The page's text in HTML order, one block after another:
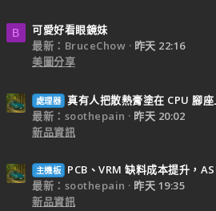
B
可愛好看眼鏡妹
最新：BruceChow
昨天 22:16
美圖分享
處理器 真有人把散熱膏塗在 CPU 腳座
最新：soothepain
昨天 20:02
新品資訊
主機板
PCB、VRM 缺料成本提升，
最新：soothepain
昨天 19:35
新品資訊